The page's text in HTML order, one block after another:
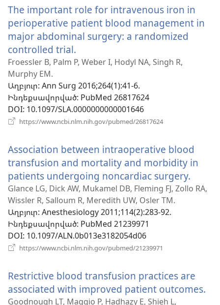
պատուհան)
The important role for intravenous iron in
perioperative patient blood management in
major abdominal surgery: a randomized
controlled trial.
է
պատուհան)
Froessler B, Palm P, Weber I, Hodyl NA, Singh R,
Murphy EM.
Աղբյուր‎: Ann Surg 2016;264(1):41-6.
Ինդեքսավորված‎: PubMed 26817624
DOI‎: 10.1097/SLA.0000000000001646
https://www.ncbi.nlm.nih.gov/pubmed/26817624
պատուհան)
Association between intraoperative blood
transfusion and mortality and morbidity in
patients undergoing noncardiac surgery.
է
Glance LG, Dick AW, Mukamel DB, Fleming FJ, Zollo RA,
Wissler R, Salloum R, Meredith UW, Osler TM.
Աղբյուր‎: Anesthesiology 2011;114(2):283-92.
Ինդեքսավորված‎: PubMed 21239971
DOI‎: 10.1097/ALN.0b013e3182054d06
https://www.ncbi.nlm.nih.gov/pubmed/21239971
պատուհան)
Restrictive blood transfusion practices are
associated with improved patient outcomes.
Goodnough LT, Maggio P, Hadhazy E, Shieh L,